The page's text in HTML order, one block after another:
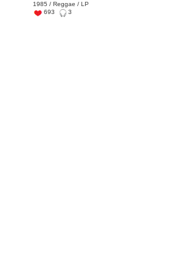
1985 / Reggae / LP
693
3